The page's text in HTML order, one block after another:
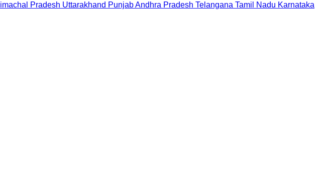
Pradesh Uttarakhand PunjabAndhra Pradesh Telangana Tamil Nadu Karnataka